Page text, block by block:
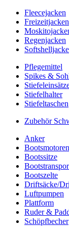
Fleecejacken
Freizeitjacken
Regenjacken
Pflegemittel
Spikes &
Stiefelhalter
Stiefeltaschen
Zubehör
Anker
Bootsmotoren
Bootssitze
Bootszelte
Driftsäcke/
Luftpumpen
Plattform
Ruder &
Schöpfbecher